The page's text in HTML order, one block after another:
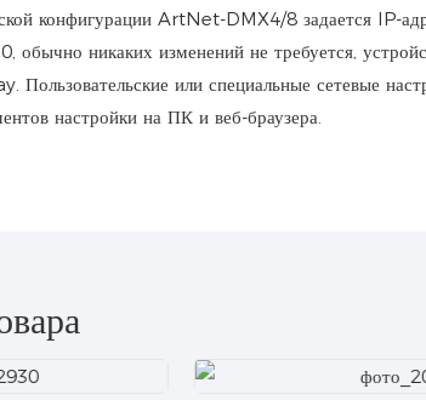
конфигурации ArtNet-DMX4/8 задается IP-
обычно никаких изменений не требуется,
Пользовательские или специальные сетевые
настройки на ПК и веб-браузера.